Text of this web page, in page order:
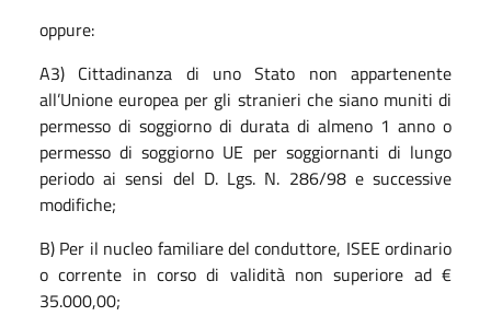
oppure:
A3) Cittadinanza di uno Stato non appartenente
all’Unione europea per gli stranieri che siano muniti di
permesso di soggiorno di durata di almeno 1 anno o
permesso di soggiorno UE per soggiornanti di lungo
periodo ai sensi del D. Lgs. N. 286/98 e successive
modifiche;
B) Per il nucleo familiare del conduttore, ISEE ordinario
o corrente in corso di validità non superiore ad €
35.000,00;